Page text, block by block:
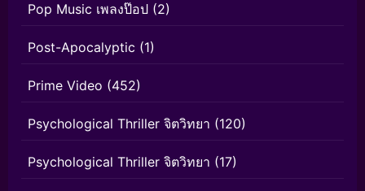
Pop Music เพลงป๊อป (2)
Post-Apocalyptic (1)
Prime Video (452)
Psychological Thriller จิตวิทยา (120)
Psychological Thriller จิตวิทยา (17)